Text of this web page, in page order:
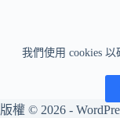
我們使用 cookies
版權 © 2026 -